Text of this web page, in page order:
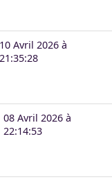
10 Avril 2026 à
21:35:28
08 Avril 2026 à
22:14:53